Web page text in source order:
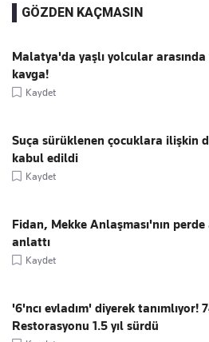
GÖZDEN KAÇMASIN
Malatya'da yaşlı yolcular
kavga!
Kaydet
Suça sürüklenen çocuklara ilişkin
kabul edildi
Kaydet
Fidan, Mekke Anlaşması'nın perde
anlattı
Kaydet
'6'ncı evladım' diyerek tanımlıyor!
Restorasyonu 1.5 yıl sürdü